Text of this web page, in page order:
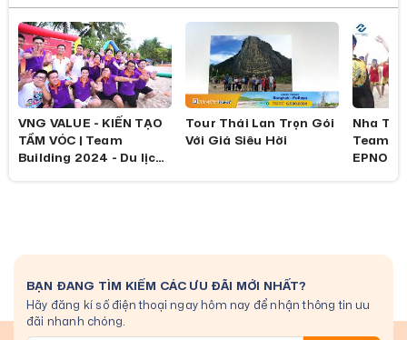
VNG VALUE - KIẾN TẠO
TẦM VÓC | Team
Building 2024 - Du lịch
Tour Thái Lan Trọn Gói
Với Giá Siêu Hời
Nha
EPNON
BẠN ĐANG TÌM KIẾM CÁC ƯU ĐÃI MỚI NHẤT?
Hãy đăng kí số điện thoại ngay hôm nay để nhận thông tin ưu
đãi nhanh chóng.